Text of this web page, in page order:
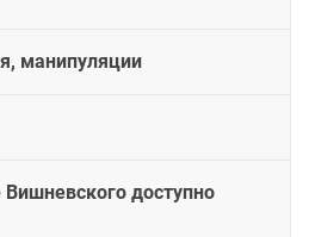
манипуляции
доступно